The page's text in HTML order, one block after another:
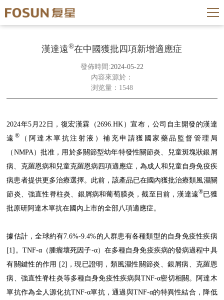
漢達遠®在中國獲批四項新增適應症
發佈時間:2024-05-22
內容來源於：
浏览量：1548
2024年5月22日，復宏漢霖（2696.HK）宣布，公司自主開發的漢達
遠 ®（阿達木單抗注射液）補充申請獲國家藥品監督管理局
（NMPA）批准，用於多關節型幼年特發性關節炎、兒童斑塊狀銀屑
病、克羅恩病和兒童克羅恩病四項適應症，為成人和兒童自身免疫疾
病患者提供更多治療選擇。此前，該產品已在國內獲批治療類風濕關
節炎、強直性脊柱炎、銀屑病和葡萄膜炎，截至目前，漢達遠®已獲
批原研阿達木單抗在國內上市的全部八項適應症。
據估計，全球約有7.6%-9.4%的人群患有各種類型的自身免疫性疾病
[1]。TNF-α（腫瘤壞死因子-α）在多種自身免疫疾病的發病過程中具
有關鍵性的作用 [2]，現已證明，類風濕性關節炎、銀屑病、克羅恩
病、強直性脊柱炎等多種自身免疫性疾病與TNF-α密切相關。阿達木
單抗作為全人源化抗TNF-α單抗，通過與TNF-α的特異性結合，降低